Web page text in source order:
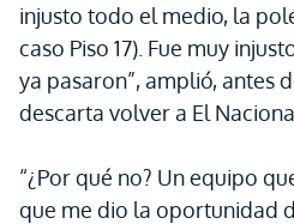
injusto todo el medio, la
caso Piso 17). Fue muy
ya pasaron”, amplió, antes
descarta volver a El
“¿Por qué no? Un equipo
que me dio la oportunidad